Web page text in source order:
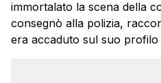
immortalato la scena della
consegnò alla polizia,
era accaduto sul suo profilo